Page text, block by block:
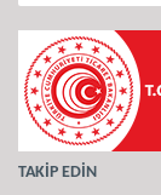
TAKİP EDİN